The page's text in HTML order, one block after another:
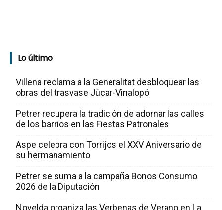
Lo último
Villena reclama a la Generalitat desbloquear las
obras del trasvase Júcar-Vinalopó
Petrer recupera la tradición de adornar las calles
de los barrios en las Fiestas Patronales
Aspe celebra con Torrijos el XXV Aniversario de
su hermanamiento
Petrer se suma a la campaña Bonos Consumo
2026 de la Diputación
Novelda organiza las Verbenas de Verano en La